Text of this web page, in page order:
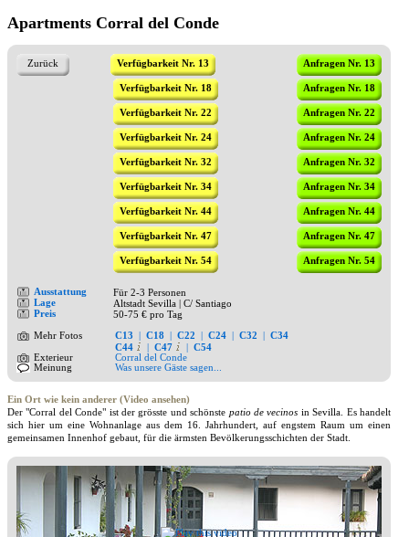
Apartments Corral del Conde
Zurück Verfügbarkeit Nr. 13 Anfragen Nr. 13
Verfügbarkeit Nr. 18 Anfragen Nr. 18
Verfügbarkeit Nr. 22 Anfragen Nr. 22
Verfügbarkeit Nr. 24 Anfragen Nr. 24
Verfügbarkeit Nr. 32 Anfragen Nr. 32
Verfügbarkeit Nr. 34 Anfragen Nr. 34
Verfügbarkeit Nr. 44 Anfragen Nr. 44
Verfügbarkeit Nr. 47 Anfragen Nr. 47
Verfügbarkeit Nr. 54 Anfragen Nr. 54
Ausstattung Für 2-3 Personen
Lage Altstadt Sevilla | C/ Santiago
Preis 50-75 € pro Tag
Mehr Fotos C13 C18 C22 C24 C32
C34
C44
C47
C54
Exterieur
Corral del Conde
Meinung
Was unsere Gäste sagen...
Ein Ort wie kein anderer (Video ansehen)
Der "Corral del Conde" ist der grösste und schönste patio de vecinos in Sevilla. Es handelt
sich hier um eine Wohnanlage aus dem 16. Jahrhundert, auf engstem Raum um einen
gemeinsamen Innenhof gebaut, für die ärmsten Bevölkerungsschichten der Stadt.